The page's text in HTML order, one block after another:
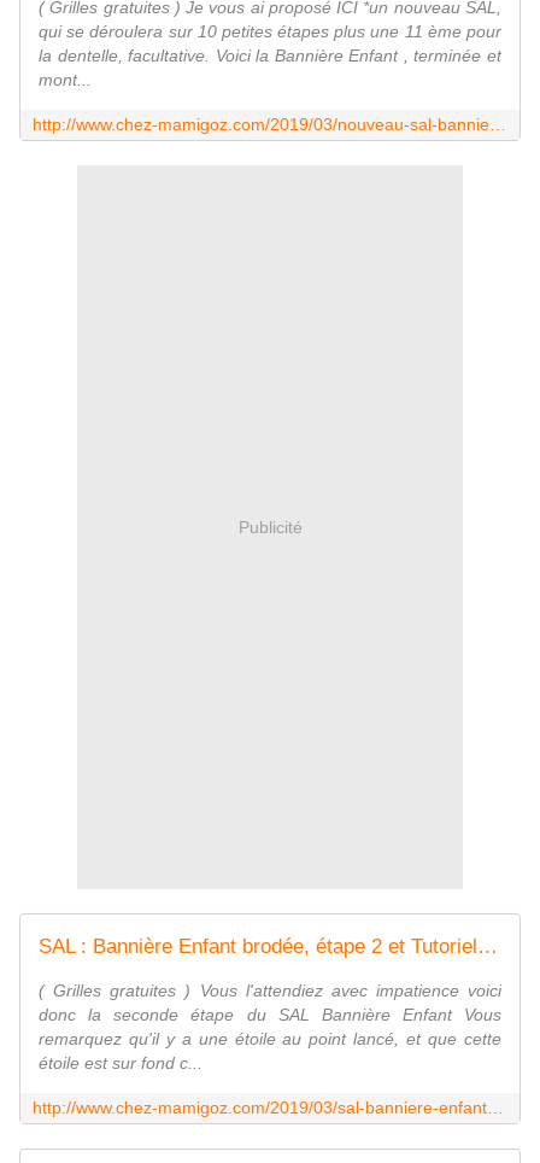
( Grilles gratuites ) Je vous ai proposé ICI *un nouveau SAL,
qui se déroulera sur 10 petites étapes plus une 11 ème pour
la dentelle, facultative. Voici la Bannière Enfant , terminée et
mont...
Publicité
SAL : Bannière Enfant brodée, étape 2 et Tutoriel étoiles - Chez Mamigoz
( Grilles gratuites ) Vous l'attendiez avec impatience voici
donc la seconde étape du SAL Bannière Enfant Vous
remarquez qu'il y a une étoile au point lancé, et que cette
étoile est sur fond c...